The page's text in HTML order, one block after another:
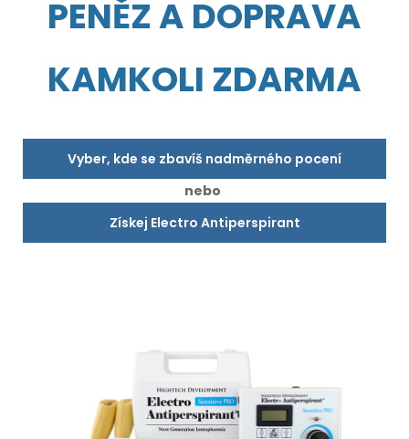
PENĚZ A DOPRAVA
KAMKOLI ZDARMA
Vyber, kde se zbavíš nadměrného pocení
nebo
Získej Electro Antiperspirant